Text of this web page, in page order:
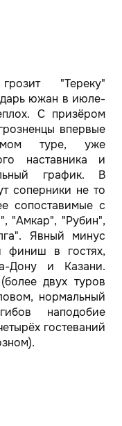
"Тереку"
южан в июле-
С призёром
впервые
туре, уже
наставника и
график. В
соперники не то
сопоставимые с
"Амкар", "Рубин",
Явный минус
финиш в гостях,
Дону и Казани.
двух туров
нормальный
наподобие
гостеваний